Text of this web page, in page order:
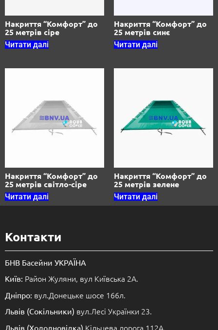
Накриття “Комфорт” до
25 метрів сіре
Читати далі
Накриття “Комфорт” до
25 метрів синє
Читати далі
Накриття “Комфорт” до
25 метрів світло-сіре
Читати далі
Накриття “Комфорт” до
25 метрів зелене
Читати далі
Контакти
БНВ Басейни УКРАЇНА
Київ: Район Жуляни, вул Київська 2А.
Дніпро: вул.Донецьке шосе 166л.
Львів (Сокільники) вул.Лесі Українки 23.
Львів (Холодновідка) Кільцева дорога 112А.